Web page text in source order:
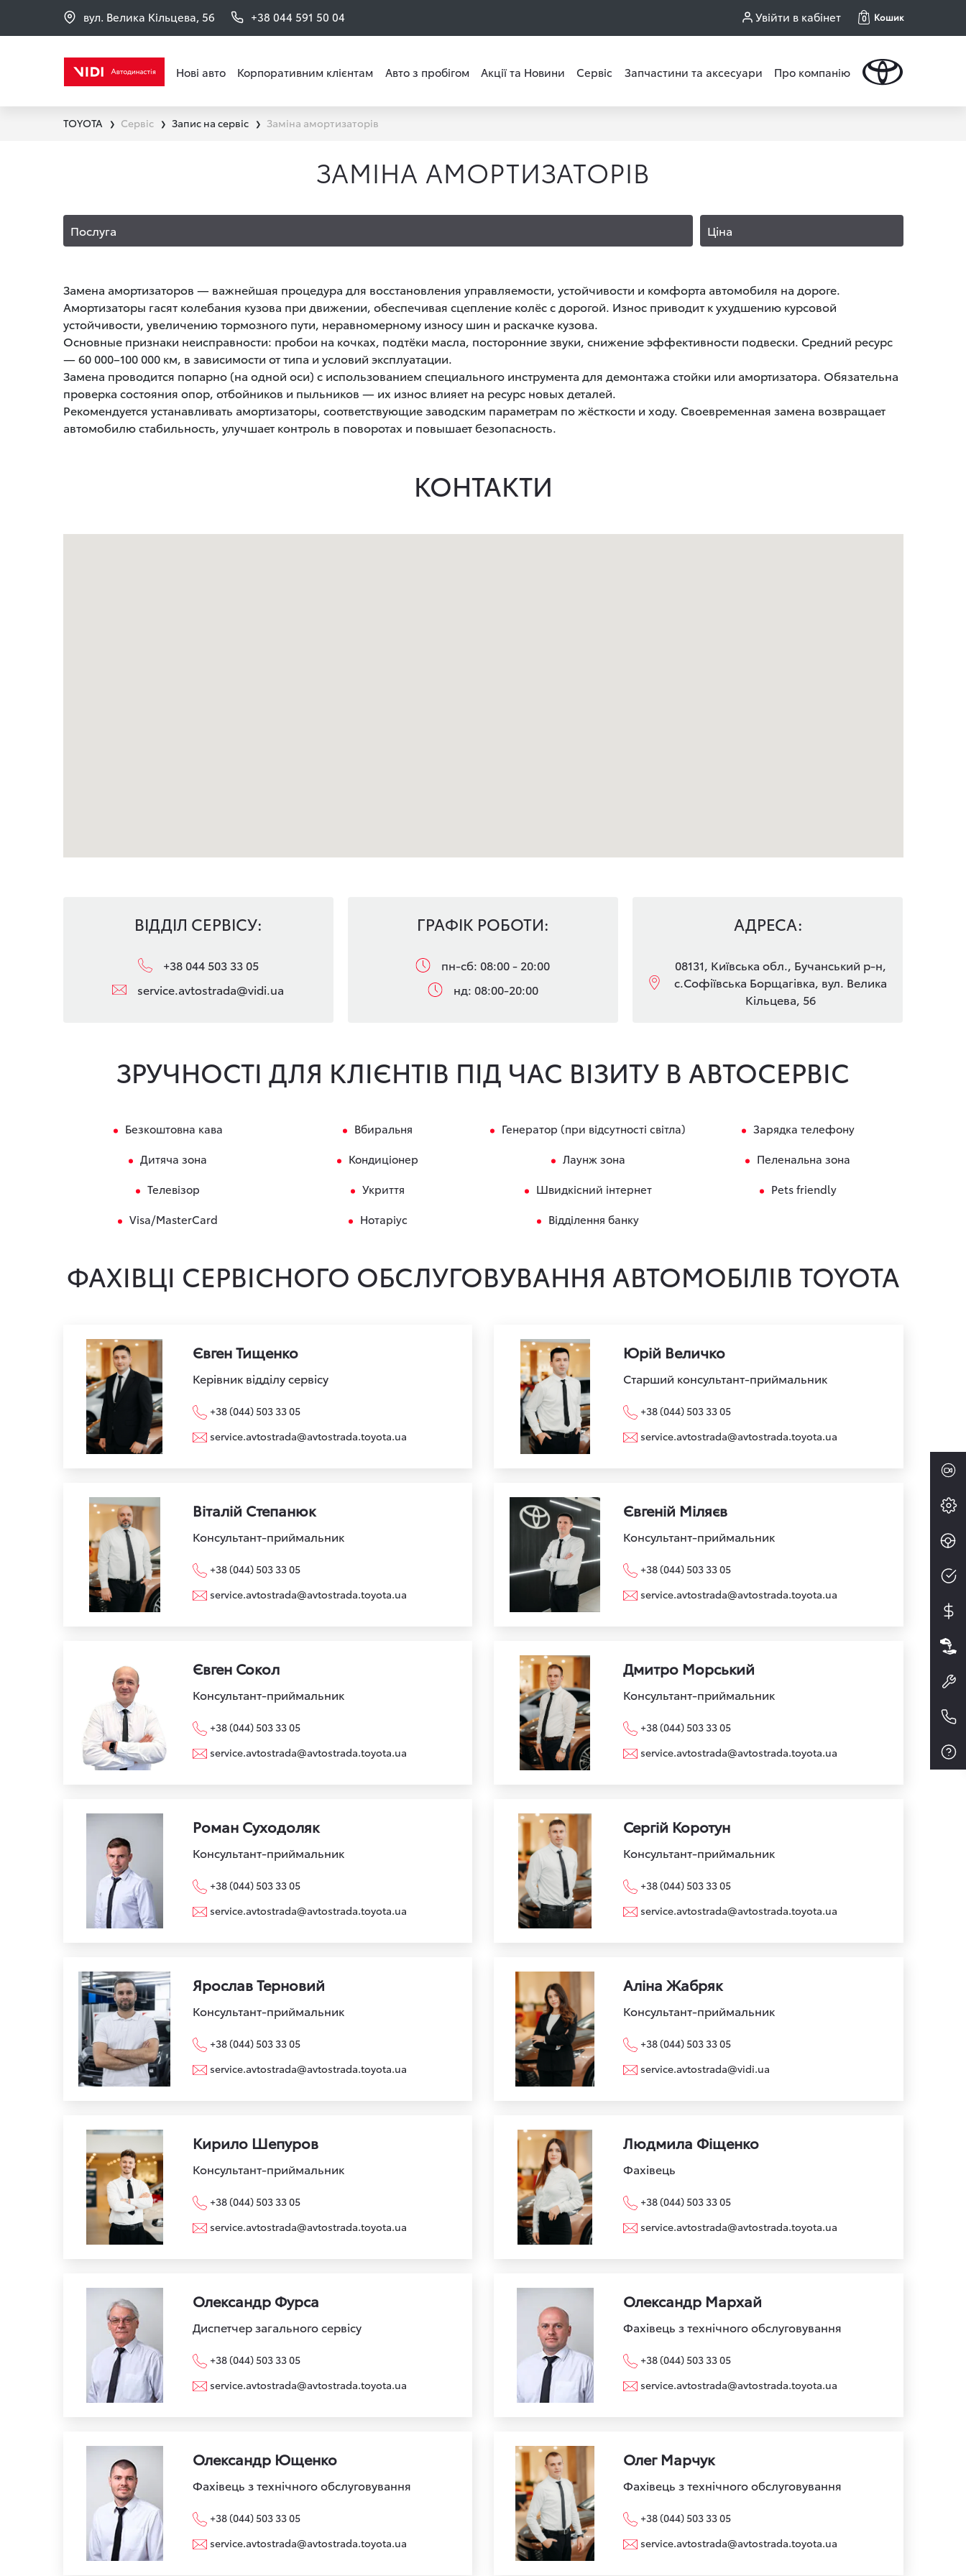
вул. Велика Кільцева, 56 +38 044 591 50 04 Увійти в кабінет 0 Кошик
Нові авто Корпоративним клієнтам Авто з пробігом Акції та Новини Сервіс Запчастини та аксесуари Про компанію
TOYOTA ❯ Сервіс ❯ Запис на сервіс ❯ Заміна амортизаторів
ЗАМІНА АМОРТИЗАТОРІВ
Послуга Ціна
Замена амортизаторов — важнейшая процедура для восстановления управляемости, устойчивости и комфорта автомобиля на дороге.
Амортизаторы гасят колебания кузова при движении, обеспечивая сцепление колёс с дорогой. Износ приводит к ухудшению курсовой
устойчивости, увеличению тормозного пути, неравномерному износу шин и раскачке кузова.
Основные признаки неисправности: пробои на кочках, подтёки масла, посторонние звуки, снижение эффективности подвески. Средний ресурс
— 60 000–100 000 км, в зависимости от типа и условий эксплуатации.
Замена проводится попарно (на одной оси) с использованием специального инструмента для демонтажа стойки или амортизатора. Обязательна
проверка состояния опор, отбойников и пыльников — их износ влияет на ресурс новых деталей.
Рекомендуется устанавливать амортизаторы, соответствующие заводским параметрам по жёсткости и ходу. Своевременная замена возвращает
автомобилю стабильность, улучшает контроль в поворотах и повышает безопасность.
КОНТАКТИ
ВІДДІЛ СЕРВІСУ:
+38 044 503 33 05
service.avtostrada@vidi.ua
ГРАФІК РОБОТИ:
пн-сб: 08:00 - 20:00
нд: 08:00-20:00
АДРЕСА:
08131, Київська обл., Бучанський р-н,
с.Софіївська Борщагівка, вул. Велика
Кільцева, 56
ЗРУЧНОСТІ ДЛЯ КЛІЄНТІВ ПІД ЧАС ВІЗИТУ В АВТОСЕРВІС
Безкоштовна кава Вбиральня Генератор (при відсутності світла)
Зарядка телефону
Дитяча зона
Кондиціонер Лаунж зона
Пеленальна зона
Телевізор
Укриття Швидкісний інтернет
Pets friendly
Visa/MasterCard
Нотаріус Відділення банку
ФАХІВЦІ СЕРВІСНОГО ОБСЛУГОВУВАННЯ АВТОМОБІЛІВ TOYOTA
Євген Тищенко
Керівник відділу сервісу
+38 (044) 503 33 05
service.avtostrada@avtostrada.toyota.ua
Юрій Величко
Старший консультант-приймальник
+38 (044) 503 33 05
service.avtostrada@avtostrada.toyota.ua
Віталій Степанюк
Консультант-приймальник
+38 (044) 503 33 05
service.avtostrada@avtostrada.toyota.ua
Євгеній Міляєв
Консультант-приймальник
+38 (044) 503 33 05
service.avtostrada@avtostrada.toyota.ua
Євген Сокол
Консультант-приймальник
+38 (044) 503 33 05
service.avtostrada@avtostrada.toyota.ua
Дмитро Морський
Консультант-приймальник
+38 (044) 503 33 05
service.avtostrada@avtostrada.toyota.ua
Роман Суходоляк
Консультант-приймальник
+38 (044) 503 33 05
service.avtostrada@avtostrada.toyota.ua
Сергій Коротун
Консультант-приймальник
+38 (044) 503 33 05
service.avtostrada@avtostrada.toyota.ua
Ярослав Терновий
Консультант-приймальник
+38 (044) 503 33 05
service.avtostrada@avtostrada.toyota.ua
Аліна Жабряк
Консультант-приймальник
+38 (044) 503 33 05
service.avtostrada@vidi.ua
Кирило Шепуров
Консультант-приймальник
+38 (044) 503 33 05
service.avtostrada@avtostrada.toyota.ua
Людмила Фіщенко
Фахівець
+38 (044) 503 33 05
service.avtostrada@avtostrada.toyota.ua
Олександр Фурса
Диспетчер загального сервісу
+38 (044) 503 33 05
service.avtostrada@avtostrada.toyota.ua
Олександр Мархай
Фахівець з технічного обслуговування
+38 (044) 503 33 05
service.avtostrada@avtostrada.toyota.ua
Олександр Ющенко
Фахівець з технічного обслуговування
+38 (044) 503 33 05
service.avtostrada@avtostrada.toyota.ua
Олег Марчук
Фахівець з технічного обслуговування
+38 (044) 503 33 05
service.avtostrada@avtostrada.toyota.ua